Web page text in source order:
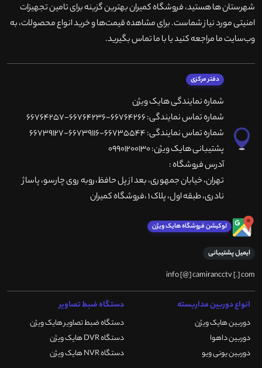
شهرستان ها هستید، فروشگاه کمیران بهترین گزینه برای تامین تجهیزات
امنیتی مورد نیاز شماست. برای مشاهده قیمت‌ها و خرید انواع محصولات، به
وب‌سایت ما مراجعه کنید یا با ما تماس بگیرید.
دفتر مرکزی
شماره نمایندگی هایک ویژن
شماره تماس نمایندگی: 66764266-66764236-66764257
شماره تماس نمایندگی: 66735544-66739116-66739127
پشتیبانی هایک ویژن: 09901200130
آدرس فروشگاه :
تهران، خيابان جمهوری، بعد از پل حافظ،روبه روی چارسو، پاساژ
نادری، طبقه اول، پلاک 1 ،فروشگاه کمیران
لوکیشن فروشگاه هایک ویژن
ایمیل پشتیبانی
info [@] camirancctv [.] com
انواع دوربین مداربسته
دوربین هایک ویژن
دوربین داهوا
دوربین یونی ویو
دستگاه ضبط تصاویر
دستگاه ضبط تصاویر هایک ویژن
دستگاه DVR هایک ویژن
دستگاه NVR هایک ویژن